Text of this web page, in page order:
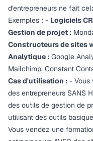
d'entrepreneurs ne fait
Exemples : - Logiciels
Gestion de projet :
Constructeurs de sites
Analytique : Google
Mailchimp, Constant
Cas d'utilisation : - Vous
des entrepreneurs SANS
des outils de gestion de
utilisant des outils
Vous vendez une